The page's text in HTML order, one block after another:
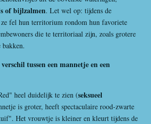
of bijlzalmen. Let wel op: tijdens de
fel hun territorium rondom hun favoriete
die te territoriaal zijn, zoals grotere
tussen een mannetje en een
heel duidelijk te zien (seksueel
is groter, heeft spectaculaire rood-zwarte
Het vrouwtje is kleiner en kleurt tijdens de